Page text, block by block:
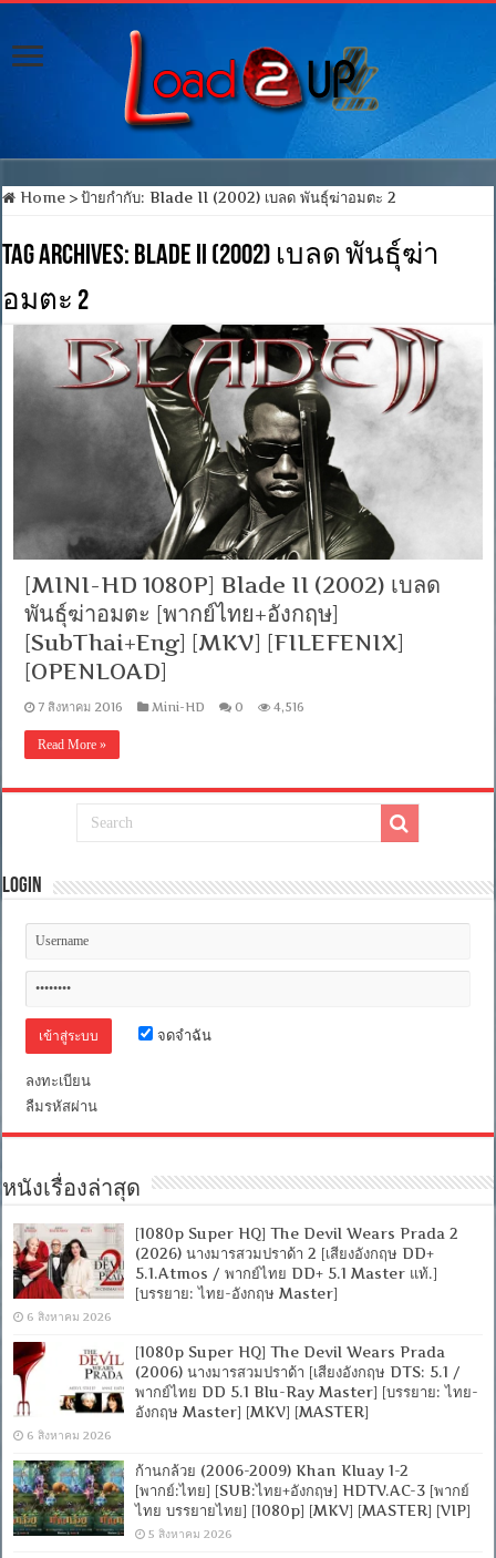
Home > ป้ายกำกับ:Blade II (2002) เบลด พันธุ์ฆ่าอมตะ 2
Tag Archives: Blade II (2002) เบลด พันธุ์ฆ่า
อมตะ 2
[MINI-HD 1080P] Blade II (2002) เบลด
พันธุ์ฆ่าอมตะ [พากย์ไทย+อังกฤษ]
[SubThai+Eng] [MKV] [FILEFENIX]
[OPENLOAD]
7 สิงหาคม 2016 Mini-HD 0 4,516
Read More »
Login
จดจำฉัน
ลงทะเบียน
ลืมรหัสผ่าน
หนังเรื่องล่าสุด
[1080p Super HQ] The Devil Wears Prada 2
(2026) นางมารสวมปราด้า 2 [เสียงอังกฤษ DD+
5.1.Atmos / พากย์ไทย DD+ 5.1 Master แท้.]
[บรรยาย: ไทย-อังกฤษ Master]
6 สิงหาคม 2026
[1080p Super HQ] The Devil Wears Prada
(2006) นางมารสวมปราด้า [เสียงอังกฤษ DTS: 5.1 /
พากย์ไทย DD 5.1 Blu-Ray Master] [บรรยาย: ไทย-
อังกฤษ Master] [MKV] [MASTER]
6 สิงหาคม 2026
ก้านกล้วย (2006-2009) Khan Kluay 1-2
[พากย์:ไทย] [SUB:ไทย+อังกฤษ] HDTV.AC-3 [พากย์
ไทย บรรยายไทย] [1080p] [MKV] [MASTER] [VIP]
5 สิงหาคม 2026